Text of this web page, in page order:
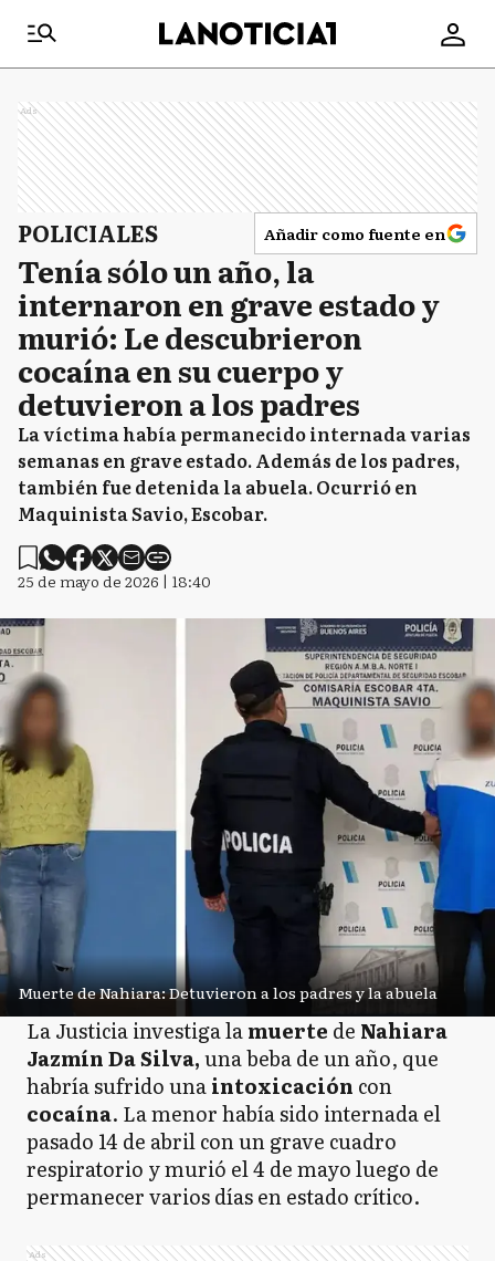
Ads
POLICIALES Añadir como fuente en
Tenía sólo un año, la
internaron en grave estado y
murió: Le descubrieron
cocaína en su cuerpo y
detuvieron a los padres
La víctima había permanecido internada varias
semanas en grave estado. Además de los padres,
también fue detenida la abuela. Ocurrió en
Maquinista Savio, Escobar.
25 de mayo de 2026 | 18:40
Muerte de Nahiara: Detuvieron a los padres y la abuela
La Justicia investiga lamuerte de Nahiara
Jazmín Da Silva,una beba de un año, que
habría sufrido unaintoxicación con
cocaína. La menor había sido internada el
pasado 14 de abril con un grave cuadro
respiratorio y murió el 4 de mayo luego de
permanecer varios días en estado crítico.
Ads